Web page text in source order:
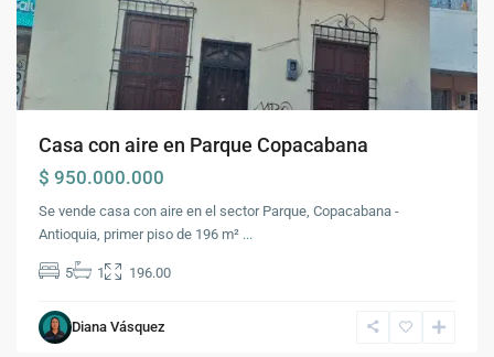
Casa con aire en Parque Copacabana
$ 950.000.000
Se vende casa con aire en el sector Parque, Copacabana -
Antioquia, primer piso de 196 m² ...
5 1 196.00
Diana Vásquez